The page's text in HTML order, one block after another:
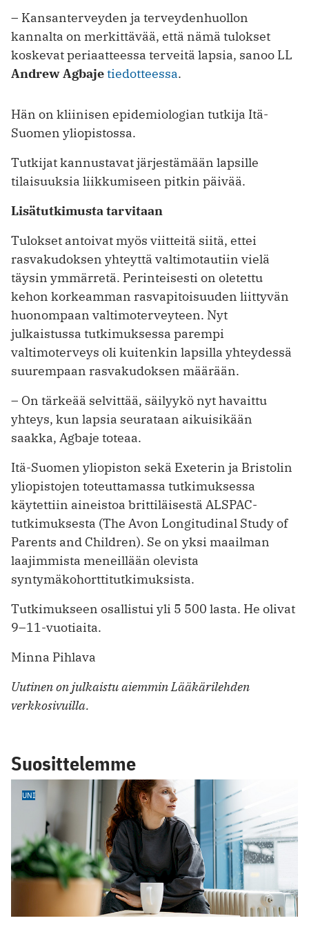
– Kansanterveyden ja terveydenhuollon
kannalta on merkittävää, että nämä tulokset
koskevat periaatteessa terveitä lapsia, sanoo LL
Andrew Agbajetiedotteessa.
Hän on kliinisen epidemiologian tutkija Itä-
Suomen yliopistossa.
Tutkijat kannustavat järjestämään lapsille
tilaisuuksia liikkumiseen pitkin päivää.
Lisätutkimusta tarvitaan
Tulokset antoivat myös viitteitä siitä, ettei
rasvakudoksen yhteyttä valtimotautiin vielä
täysin ymmärretä. Perinteisesti on oletettu
kehon korkeamman rasvapitoisuuden liittyvän
huonompaan valtimoterveyteen. Nyt
julkaistussa tutkimuksessa parempi
valtimoterveys oli kuitenkin lapsilla yhteydessä
suurempaan rasvakudoksen määrään.
– On tärkeää selvittää, säilyykö nyt havaittu
yhteys, kun lapsia seurataan aikuisikään
saakka, Agbaje toteaa.
Itä-Suomen yliopiston sekä Exeterin ja Bristolin
yliopistojen toteuttamassa tutkimuksessa
käytettiin aineistoa brittiläisestä ALSPAC-
tutkimuksesta (The Avon Longitudinal Study of
Parents and Children). Se on yksi maailman
laajimmista meneillään olevista
syntymäkohorttitutkimuksista.
Tutkimukseen osallistui yli 5 500 lasta. He olivat
9–11-vuotiaita.
Minna Pihlava
Uutinen on julkaistu aiemmin Lääkärilehden
verkkosivuilla.
Suosittelemme
UNI